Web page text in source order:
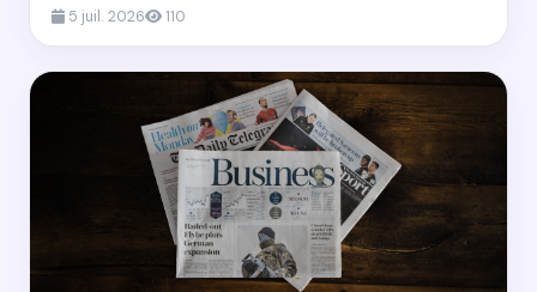
5 juil. 2026 110